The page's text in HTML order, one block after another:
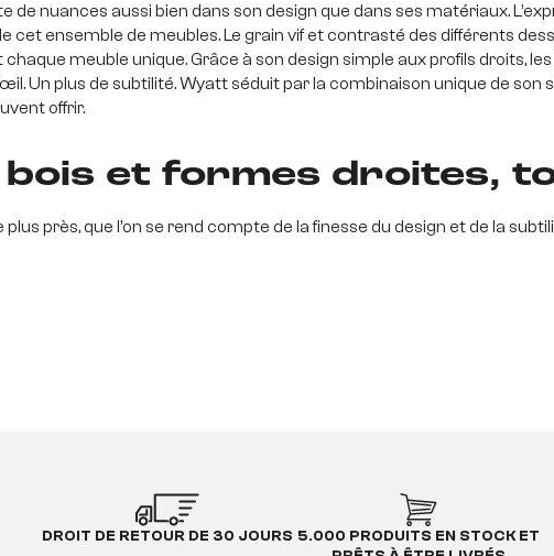
de nuances aussi bien dans son design que dans ses matériaux.
cet ensemble de meubles. Le grain vif et contrasté des différents
chaque meuble unique. Grâce à son design simple aux profils droits,
Un plus de subtilité. Wyatt séduit par la combinaison unique de son
offrir.
et formes droites,
près, que l’on se rend compte de la finesse du design et de la
valorisé la beauté du bois
DROIT DE RETOUR DE 30 JOURS 5.000 PRODUITS EN STOCK ET